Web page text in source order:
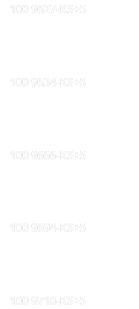
100 9627-KS+5
100 9634-KS+5
100 9666-KS+5
100 9694-KS+5
100 9710-KS+5